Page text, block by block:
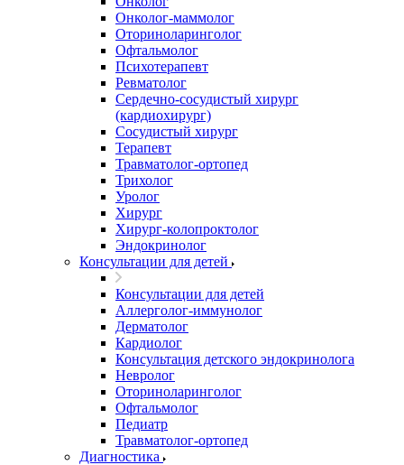
Онколог-маммолог
Оториноларинголог
Офтальмолог
Психотерапевт
Ревматолог
Сердечно-сосудистый хирург
(кардиохирург)
Сосудистый хирург
Терапевт
Травматолог-ортопед
Трихолог
Уролог
Хирург
Хирург-колопроктолог
Эндокринолог
Консультации для детей
Консультации для детей
Аллерголог-иммунолог
Дерматолог
Кардиолог
Консультация детского эндокринолога
Невролог
Оториноларинголог
Офтальмолог
Педиатр
Травматолог-ортопед
Диагностика